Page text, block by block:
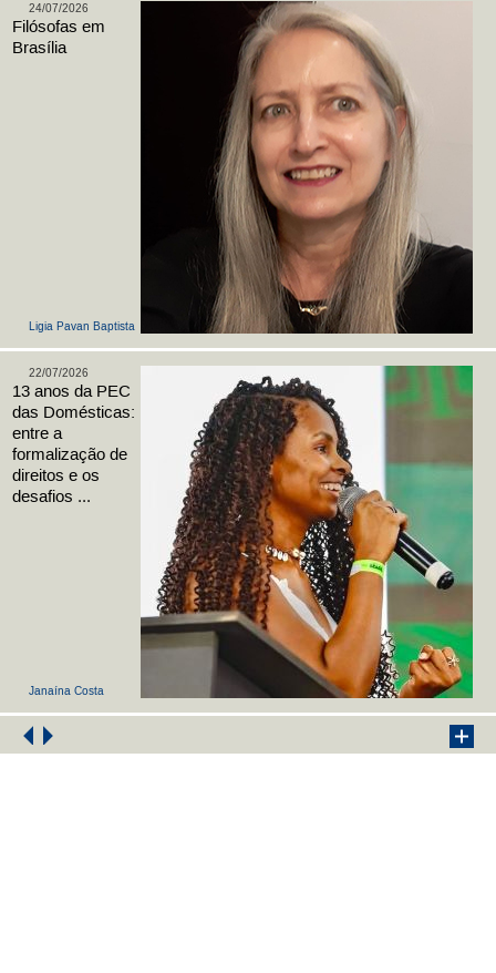
Ligia Pavan Baptista
24/07/2026
Filósofas em
Brasília
Janaína Costa
22/07/2026
13 anos da PEC
das Domésticas:
entre a
formalização de
direitos e os
desafios ...